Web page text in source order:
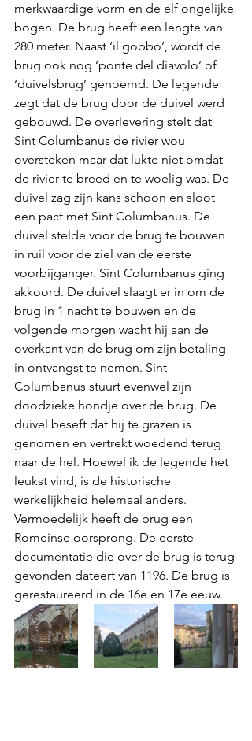
merkwaardige vorm en de elf ongelijke
bogen. De brug heeft een lengte van
280 meter. Naast ‘il gobbo’, wordt de
brug ook nog ‘ponte del diavolo’ of
‘duivelsbrug’ genoemd. De legende
zegt dat de brug door de duivel werd
gebouwd. De overlevering stelt dat
Sint Columbanus de rivier wou
oversteken maar dat lukte niet omdat
de rivier te breed en te woelig was. De
duivel zag zijn kans schoon en sloot
een pact met Sint Columbanus. De
duivel stelde voor de brug te bouwen
in ruil voor de ziel van de eerste
voorbijganger. Sint Columbanus ging
akkoord. De duivel slaagt er in om de
brug in 1 nacht te bouwen en de
volgende morgen wacht hij aan de
overkant van de brug om zijn betaling
in ontvangst te nemen. Sint
Columbanus stuurt evenwel zijn
doodzieke hondje over de brug. De
duivel beseft dat hij te grazen is
genomen en vertrekt woedend terug
naar de hel. Hoewel ik de legende het
leukst vind, is de historische
werkelijkheid helemaal anders.
Vermoedelijk heeft de brug een
Romeinse oorsprong. De eerste
documentatie die over de brug is terug
gevonden dateert van 1196. De brug is
gerestaureerd in de 16e en 17e eeuw.